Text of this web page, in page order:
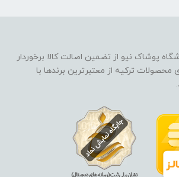
پوشاک نیو از تضمین اصالت کالا برخوردار
ترکیه از معتبرترین برندها با